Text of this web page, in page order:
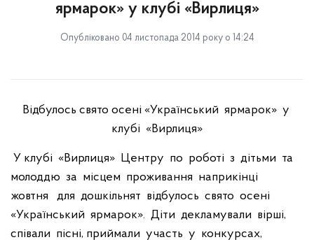
ярмарок» у клубі «Вирлиця»
Опубліковано 04 листопада 2014 року о 14:24
Відбулось свято осені «Український ярмарок» у
клубі «Вирлиця»
У клубі «Вирлиця» Центру по роботі з дітьми та
молоддю за місцем проживання наприкінці
жовтня для дошкільнят відбулось свято осені
«Український ярмарок». Діти декламували вірші,
співали пісні, приймали участь у конкурсах,